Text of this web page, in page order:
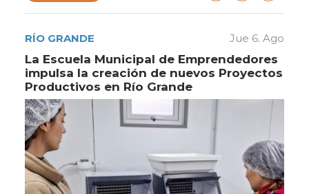
RÍO GRANDE Jue 6. Ago
La Escuela Municipal de Emprendedores
impulsa la creación de nuevos Proyectos
Productivos en Río Grande